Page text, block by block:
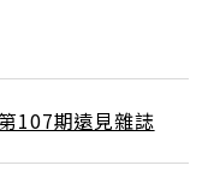
107期遠見雜誌